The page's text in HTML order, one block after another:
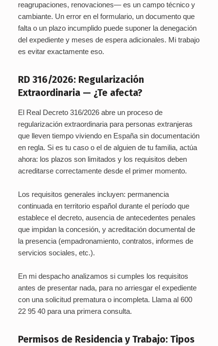
reagrupaciones, renovaciones— es un campo técnico y
cambiante. Un error en el formulario, un documento que
falta o un plazo incumplido puede suponer la denegación
del expediente y meses de espera adicionales. Mi trabajo
es evitar exactamente eso.
RD 316/2026: Regularización
Extraordinaria — ¿Te afecta?
El Real Decreto 316/2026 abre un proceso de
regularización extraordinaria para personas extranjeras
que lleven tiempo viviendo en España sin documentación
en regla. Si es tu caso o el de alguien de tu familia, actúa
ahora: los plazos son limitados y los requisitos deben
acreditarse correctamente desde el primer momento.
Los requisitos generales incluyen: permanencia
continuada en territorio español durante el período que
establece el decreto, ausencia de antecedentes penales
que impidan la concesión, y acreditación documental de
la presencia (empadronamiento, contratos, informes de
servicios sociales, etc.).
En mi despacho analizamos si cumples los requisitos
antes de presentar nada, para no arriesgar el expediente
con una solicitud prematura o incompleta. Llama al 600
22 95 40 para una primera consulta.
Permisos de Residencia y Trabajo: Tipos